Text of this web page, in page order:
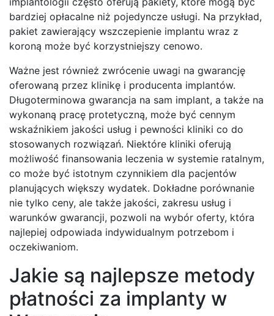
bardziej opłacalne niż pojedyncze usługi. Na przykład,
pakiet zawierający wszczepienie implantu wraz z
koroną może być korzystniejszy cenowo.
Ważne jest również zwrócenie uwagi na gwarancję
oferowaną przez klinikę i producenta implantów.
Długoterminowa gwarancja na sam implant, a także na
wykonaną pracę protetyczną, może być cennym
wskaźnikiem jakości usług i pewności kliniki co do
stosowanych rozwiązań. Niektóre kliniki oferują
możliwość finansowania leczenia w systemie ratalnym,
co może być istotnym czynnikiem dla pacjentów
planujących większy wydatek. Dokładne porównanie
nie tylko ceny, ale także jakości, zakresu usług i
warunków gwarancji, pozwoli na wybór oferty, która
najlepiej odpowiada indywidualnym potrzebom i
oczekiwaniom.
Jakie są najlepsze metody
płatności za implanty w